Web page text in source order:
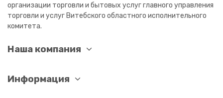
Наша компания
Информация
организации торговли и бытовых услуг главного управления
торговли и услуг Витебского областного исполнительного
комитета.